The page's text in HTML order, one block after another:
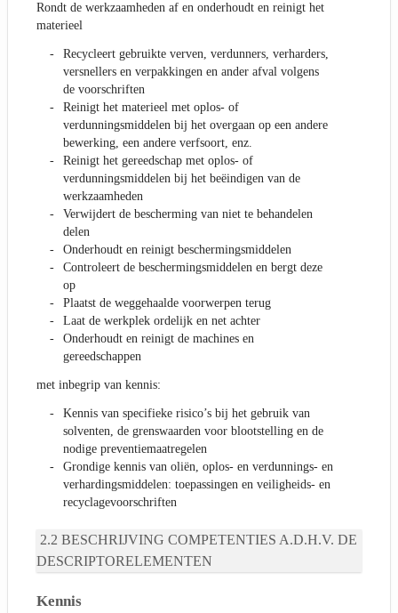
Rondt de werkzaamheden af en onderhoudt en reinigt het
materieel
Recycleert gebruikte verven, verdunners, verharders,
versnellers en verpakkingen en ander afval volgens
de voorschriften
Reinigt het materieel met oplos- of
verdunningsmiddelen bij het overgaan op een andere
bewerking, een andere verfsoort, enz.
Reinigt het gereedschap met oplos- of
verdunningsmiddelen bij het beëindigen van de
werkzaamheden
Verwijdert de bescherming van niet te behandelen
delen
Onderhoudt en reinigt beschermingsmiddelen
Controleert de beschermingsmiddelen en bergt deze
op
Plaatst de weggehaalde voorwerpen terug
Laat de werkplek ordelijk en net achter
Onderhoudt en reinigt de machines en
gereedschappen
met inbegrip van kennis:
Kennis van specifieke risico’s bij het gebruik van
solventen, de grenswaarden voor blootstelling en de
nodige preventiemaatregelen
Grondige kennis van oliën, oplos- en verdunnings- en
verhardingsmiddelen: toepassingen en veiligheids- en
recyclagevoorschriften
BESCHRIJVING COMPETENTIES A.D.H.V. DE
DESCRIPTORELEMENTEN
Kennis